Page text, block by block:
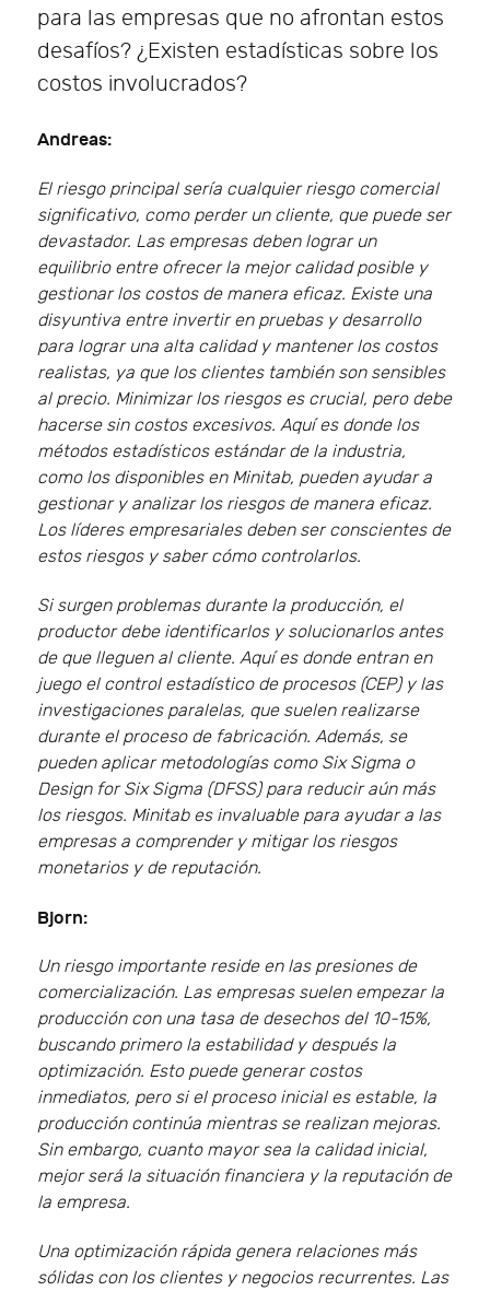
para las empresas que no afrontan estos
desafíos? ¿Existen estadísticas sobre los
costos involucrados?
Andreas:
El riesgo principal sería cualquier riesgo comercial
significativo, como perder un cliente, que puede ser
devastador. Las empresas deben lograr un
equilibrio entre ofrecer la mejor calidad posible y
gestionar los costos de manera eficaz. Existe una
disyuntiva entre invertir en pruebas y desarrollo
para lograr una alta calidad y mantener los costos
realistas, ya que los clientes también son sensibles
al precio. Minimizar los riesgos es crucial, pero debe
hacerse sin costos excesivos. Aquí es donde los
métodos estadísticos estándar de la industria,
como los disponibles en Minitab, pueden ayudar a
gestionar y analizar los riesgos de manera eficaz.
Los líderes empresariales deben ser conscientes de
estos riesgos y saber cómo controlarlos.
Si surgen problemas durante la producción, el
productor debe identificarlos y solucionarlos antes
de que lleguen al cliente. Aquí es donde entran en
juego el control estadístico de procesos (CEP) y las
investigaciones paralelas, que suelen realizarse
durante el proceso de fabricación. Además, se
pueden aplicar metodologías como Six Sigma o
Design for Six Sigma (DFSS) para reducir aún más
los riesgos. Minitab es invaluable para ayudar a las
empresas a comprender y mitigar los riesgos
monetarios y de reputación.
Bjorn:
Un riesgo importante reside en las presiones de
comercialización. Las empresas suelen empezar la
producción con una tasa de desechos del 10-15%,
buscando primero la estabilidad y después la
optimización. Esto puede generar costos
inmediatos, pero si el proceso inicial es estable, la
producción continúa mientras se realizan mejoras.
Sin embargo, cuanto mayor sea la calidad inicial,
mejor será la situación financiera y la reputación de
la empresa.
Una optimización rápida genera relaciones más
sólidas con los clientes y negocios recurrentes. Las